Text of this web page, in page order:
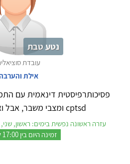
נטע טבת
עובדת
אילת
פסיכותרפיסטית דינאמית עם
cptsd ומצבי משבר, אבל ואובדן. מציעה...
עזרה ראשונה נפשית בימים: ראשון,
זמינה היום בין 17:00 ל 20:00